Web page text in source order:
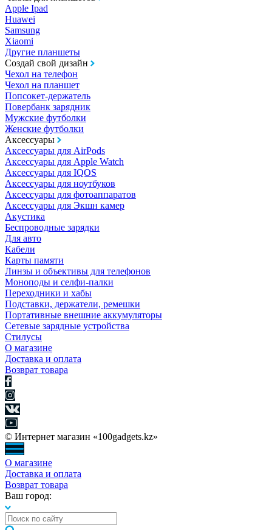
Apple Ipad
Huawei
Samsung
Xiaomi
Другие планшеты
Создай свой дизайн
Чехол на телефон
Чехол на планшет
Попсокет-держатель
Повербанк зарядник
Мужские футболки
Женские футболки
Аксессуары
Аксессуары для AirPods
Аксессуары для Apple Watch
Аксессуары для IQOS
Аксессуары для ноутбуков
Аксессуары для фотоаппаратов
Аксессуары для Экшн камер
Акустика
Беспроводные зарядки
Для авто
Кабели
Карты памяти
Линзы и объективы для телефонов
Моноподы и селфи-палки
Переходники и хабы
Подставки, держатели, ремешки
Портативные внешние аккумуляторы
Сетевые зарядные устройства
Стилусы
О магазине
Доставка и оплата
Возврат товара
© Интернет магазин «100gadgets.kz»
О магазине
Доставка и оплата
Возврат товара
Ваш город: